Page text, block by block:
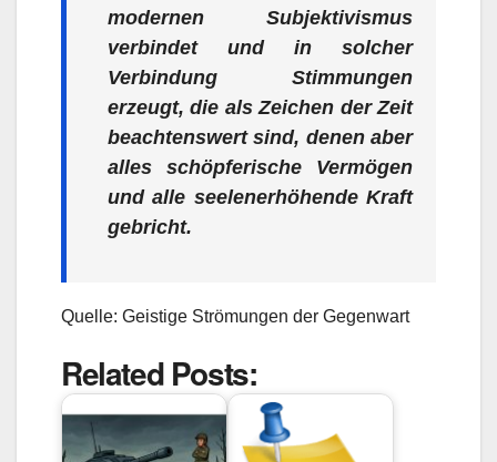
modernen Subjektivismus
verbindet und in solcher
Verbindung Stimmungen
erzeugt, die als Zeichen der Zeit
beachtenswert sind, denen aber
alles schöpferische Vermögen
und alle seelenerhöhende Kraft
gebricht.
Quelle: Geistige Strömungen der Gegenwart
Related Posts: